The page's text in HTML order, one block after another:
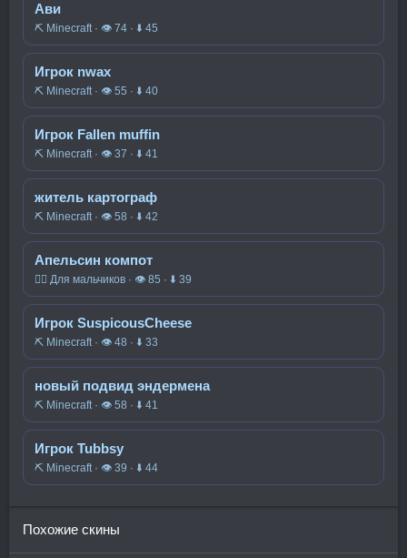
Ави
⛏️ Minecraft · 👁 74 · ⬇ 45
Игрок nwax
⛏️ Minecraft · 👁 55 · ⬇ 40
Игрок Fallen muffin
⛏️ Minecraft · 👁 37 · ⬇ 41
житель картограф
⛏️ Minecraft · 👁 58 · ⬇ 42
Апельсин компот
🧍‍♂️ Для мальчиков · 👁 85 · ⬇ 39
Игрок SuspicousCheese
⛏️ Minecraft · 👁 48 · ⬇ 33
новый подвид эндермена
⛏️ Minecraft · 👁 58 · ⬇ 41
Игрок Tubbsy
⛏️ Minecraft · 👁 39 · ⬇ 44
Похожие скины